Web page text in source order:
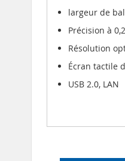
largeur de
Précision à
Résolution
Écran tactile
USB 2.0, LAN